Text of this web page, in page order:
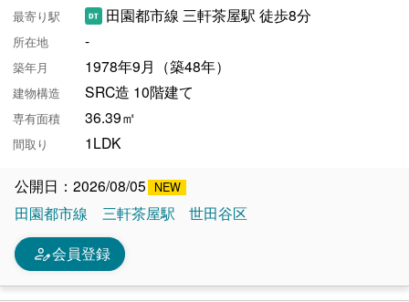
最寄り駅 田園都市線 三軒茶屋駅 徒歩8分
所在地 -
築年月 1978年9月（築48年）
建物構造 SRC造 10階建て
専有面積 36.39㎡
間取り 1LDK
公開日：2026/08/05
田園都市線
三軒茶屋駅 世田谷区
person_edit会員登録